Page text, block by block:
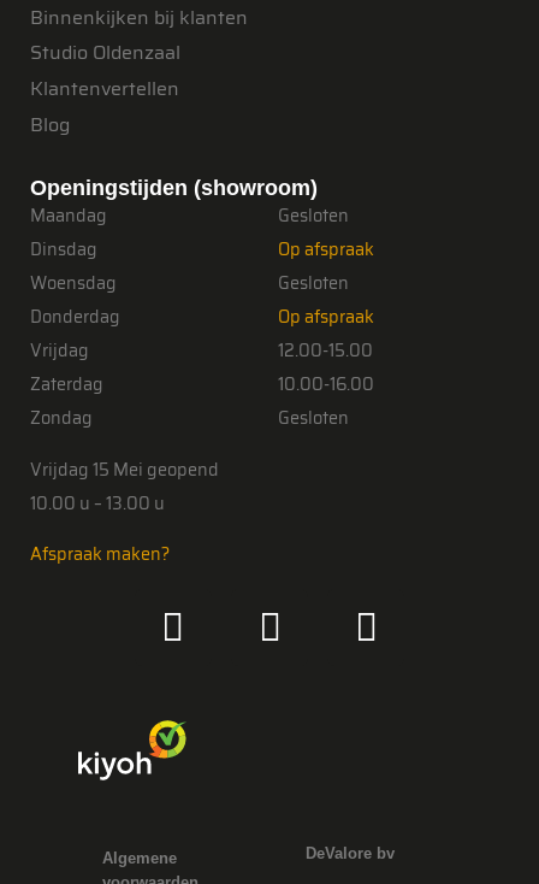
Binnenkijken bij klanten
Studio Oldenzaal
Klantenvertellen
Blog
Openingstijden (showroom)
Maandag
Dinsdag
Woensdag
Donderdag
Vrijdag
Zaterdag
Zondag
Gesloten
Op afspraak
Gesloten
Op afspraak
12.00-15.00
10.00-16.00
Gesloten
Vrijdag 15 Mei geopend
10.00 u – 13.00 u
Afspraak maken?
DeValore bv
Algemene